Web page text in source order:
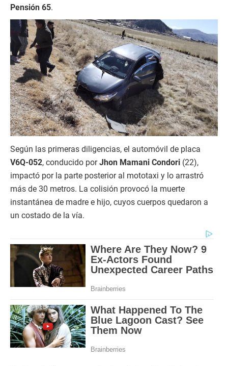
Pensión 65.
Según las primeras diligencias, el automóvil de placa
V6Q-052, conducido porJhon Mamani Condori (22),
impactó por la parte posterior al mototaxi y lo arrastró
más de 30 metros. La colisión provocó la muerte
instantánea de madre e hijo, cuyos cuerpos quedaron a
un costado de la vía.